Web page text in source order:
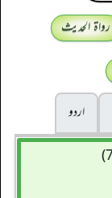
رواۃ الحدیث
اردو